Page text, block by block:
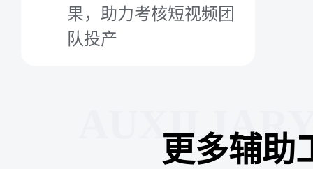
果，助力考核短视频团
队投产
更多辅助